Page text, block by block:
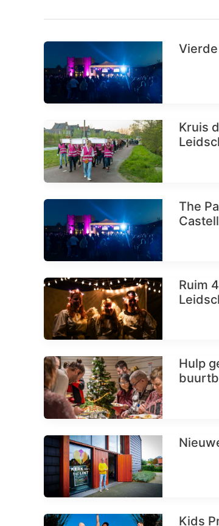
Kruis
The
Ruim
Hulp
Kids